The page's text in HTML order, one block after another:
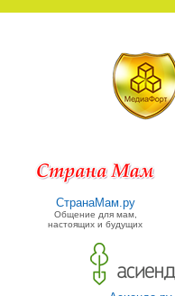
СтранаМам.ру
Общение для мам,
настоящих и будущих